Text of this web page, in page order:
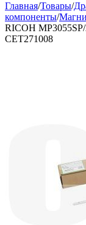
Главная/Товары/
компоненты/
RICOH
CET271008